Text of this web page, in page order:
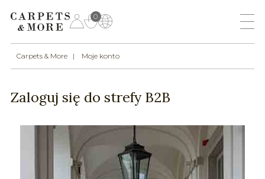
0
Carpets & More Moje konto
Zaloguj się do strefy B2B